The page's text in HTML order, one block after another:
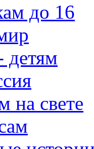
до 16
детям
на свете